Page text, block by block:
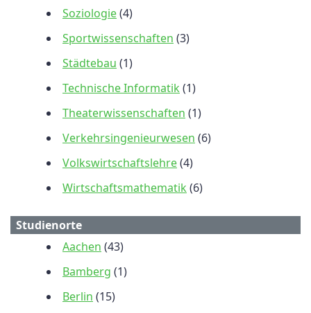
Soziologie(4)
Sportwissenschaften (3)
Städtebau (1)
Technische Informatik (1)
Theaterwissenschaften (1)
Verkehrsingenieurwesen (6)
Volkswirtschaftslehre(4)
Wirtschaftsmathematik (6)
Studienorte
Aachen (43)
Bamberg (1)
Berlin (15)